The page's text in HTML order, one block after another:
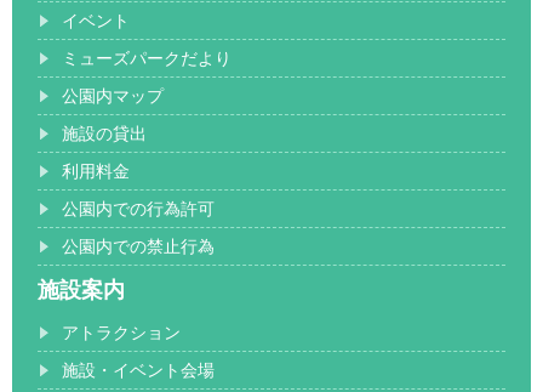
イベント
ミューズパークだより
公園内マップ
施設の貸出
利用料金
公園内での行為許可
公園内での禁止行為
施設案内
アトラクション
施設・イベント会場